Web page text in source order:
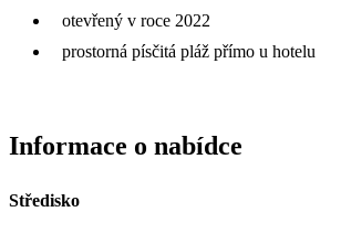
otevřený v roce 2022
prostorná písčitá pláž přímo u hotelu
Informace o nabídce
Středisko